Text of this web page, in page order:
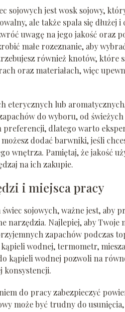
sojowych jest wosk sojowy,
ale także spala się dłużej
uwagę na jego jakość oraz
małe rozeznanie, aby
również knotów, które
oraz materiałach, więc
eterycznych lub
do wyboru, od
preferencji, dlatego warto
dodać barwniki, jeśli
wnętrza. Pamiętaj, że jakość
na ich zakupie.
i miejsca pracy
sojowych, ważne jest, aby
narzędzia. Najlepiej, aby Twoje
zapachów podczas
wodnej, termometr,
kąpieli wodnej pozwoli na
konsystencji.
do pracy zabezpieczyć
może być trudny do